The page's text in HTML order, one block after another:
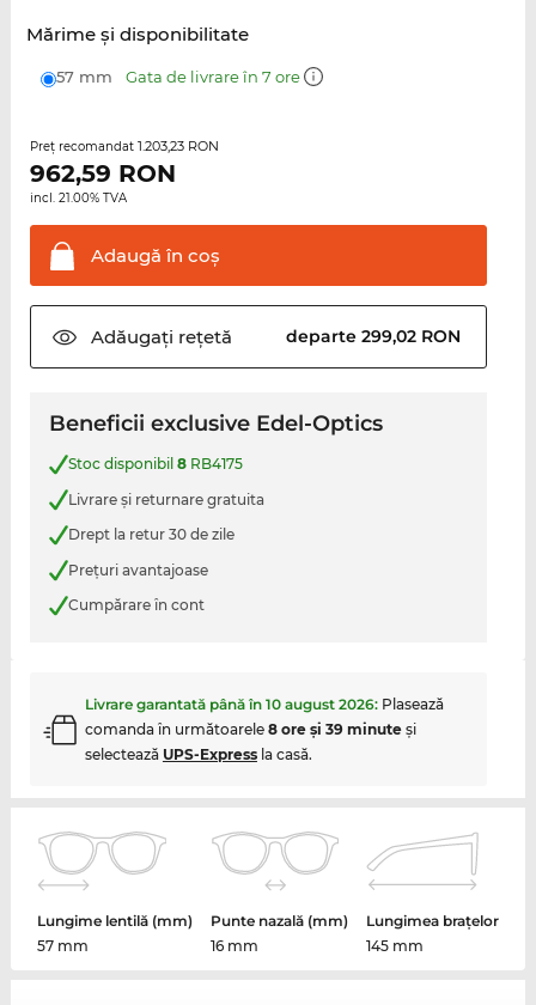
Mărime şi disponibilitate
57 mm Gata de livrare în 7 ore
Preţ recomandat 1.203,23 RON
962,59 RON
incl. 21.00% TVA
Adaugă în coş
Adăugați rețetă departe 299,02 RON
Beneficii exclusive Edel-Optics
Stoc disponibil 8RB4175
Livrare şi returnare gratuita
Drept la retur 30 de zile
Preţuri avantajoase
Cumpărare în cont
Livrare garantată până în 10 august 2026: Plasează
comanda în următoarele 8 ore şi 39 minuteşi
selectează UPS-Expressla casă.
Lungime lentilă (mm)
57 mm
Punte nazală (mm)
16 mm
Lungimea brațelor
145 mm